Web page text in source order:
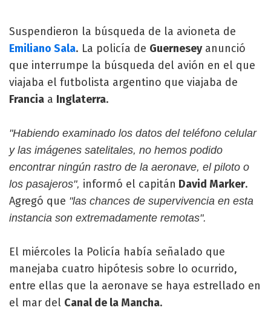
Suspendieron la búsqueda de la avioneta de
Emiliano Sala. La policía de Guerneseyanunció
que interrumpe la búsqueda del avión en el que
viajaba el futbolista argentino que viajaba de
Francia a Inglaterra.
"Habiendo examinado los datos del teléfono celular
y las imágenes satelitales, no hemos podido
encontrar ningún rastro de la aeronave, el piloto o
los pasajeros", informó el capitán David Marker.
Agregó que "las chances de supervivencia en esta
instancia son extremadamente remotas".
El miércoles la Policía había señalado que
manejaba cuatro hipótesis sobre lo ocurrido,
entre ellas que la aeronave se haya estrellado en
el mar del Canal de la Mancha.